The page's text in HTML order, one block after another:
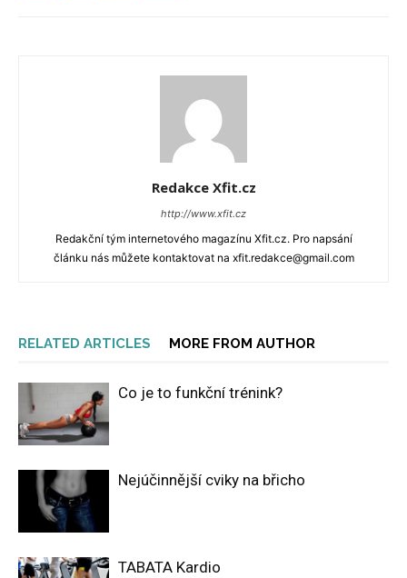
Redakce Xfit.cz
http://www.xfit.cz
Redakční tým internetového magazínu Xfit.cz. Pro napsání
článku nás můžete kontaktovat na xfit.redakce@gmail.com
RELATED ARTICLES MORE FROM AUTHOR
Co je to funkční trénink?
Nejúčinnější cviky na břicho
TABATA Kardio